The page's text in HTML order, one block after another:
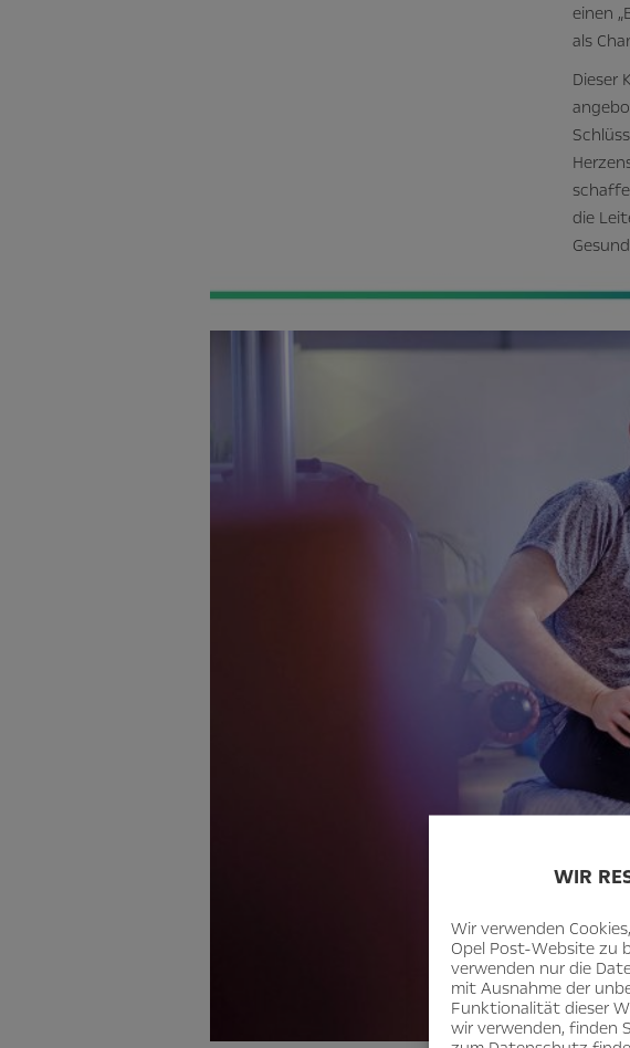
WIR
Wir verwenden
Opel Post-Website zu
verwenden nur die
mit Ausnahme der
Funktionalität dieser
wir verwenden, finden
einen
als
Dieser
die